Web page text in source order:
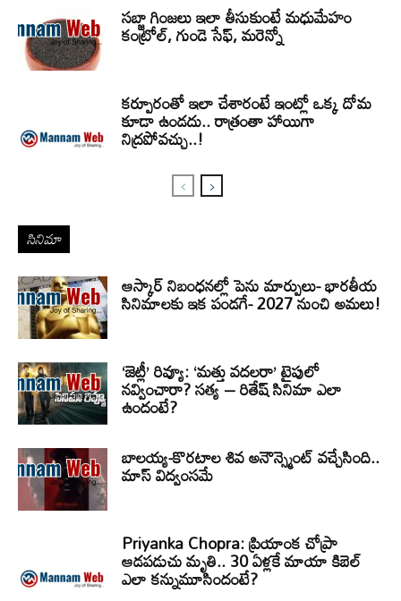
సబ్జా గింజలు ఇలా తీసుకుంటే మధుమేహం
కంట్రోల్, గుండె సేఫ్, మరెన్నో
కర్పూరంతో ఇలా చేశారంటే ఇంట్లో ఒక్క దోమ
కూడా ఉండదు.. రాత్రంతా హాయిగా
నిద్రపోవచ్చు..!
సినిమా
ఆస్కార్ నిబంధనల్లో పెను మార్పులు- భారతీయ
సినిమాలకు ఇక పండగే- 2027 నుంచి అమలు!
‘జెట్లీ’ రివ్యూ: ‘మత్తు వదలరా’ టైపులో
నవ్వించారా? సత్య – రితేష్ సినిమా ఎలా
ఉందంటే?
బాలయ్య-కొరటాల శివ అనౌన్స్మెంట్ వచ్చేసింది..
మాస్ విద్వంసమే
Priyanka Chopra: ప్రియాంక చోప్రా
ఆడపడుచు మృతి.. 30 ఏళ్లకే మాయా కిబెల్
ఎలా కన్నుమూసిందంటే?